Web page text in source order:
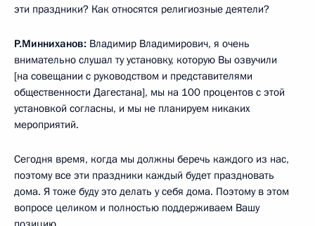
эти праздники? Как относятся религиозные деятели?
Р.Минниханов: Владимир Владимирович, я очень
внимательно слушал ту установку, которую Вы озвучили
[на совещании с руководством и представителями
общественности Дагестана], мы на 100 процентов с этой
установкой согласны, и мы не планируем никаких
мероприятий.
Сегодня время, когда мы должны беречь каждого из нас,
поэтому все эти праздники каждый будет праздновать
дома. Я тоже буду это делать у себя дома. Поэтому в этом
вопросе целиком и полностью поддерживаем Вашу